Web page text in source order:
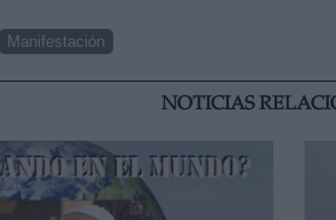
Manifestación
NOTICIAS